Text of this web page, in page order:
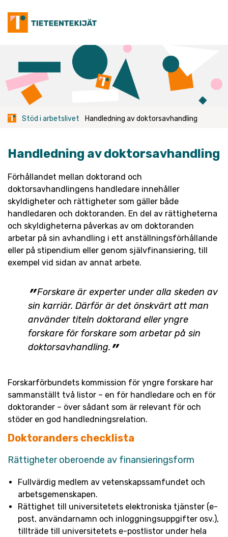
content
Stöd i arbetslivet Handledning av doktorsavhandling
Handledning av doktorsavhandling
Förhållandet mellan doktorand och
doktorsavhandlingens handledare innehåller
skyldigheter och rättigheter som gäller både
handledaren och doktoranden. En del av rättigheterna
och skyldigheterna påverkas av om doktoranden
arbetar på sin avhandling i ett anställningsförhållande
eller på stipendium eller genom självfinansiering, till
exempel vid sidan av annat arbete.
Forskare är experter under alla skeden av
sin karriär. Därför är det önskvärt att man
använder titeln doktorand eller yngre
forskare för forskare som arbetar på sin
doktorsavhandling.
Forskarförbundets kommission för yngre forskare har
sammanställt två listor – en för handledare och en för
doktorander – över sådant som är relevant för och
stöder en god handledningsrelation.
Doktoranders checklista
Rättigheter oberoende av finansieringsform
Fullvärdig medlem av vetenskapssamfundet och
arbetsgemenskapen.
Rättighet till universitetets elektroniska tjänster (e-
post, användarnamn och inloggningsuppgifter osv.),
tillträde till universitetets e-postlistor under hela